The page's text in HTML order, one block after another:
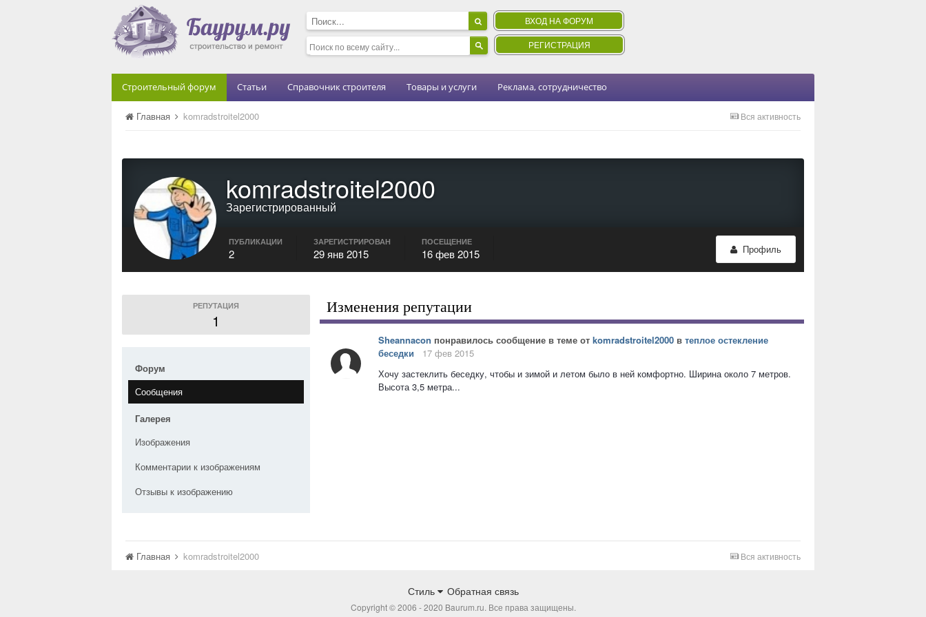
ВХОД НА ФОРУМ
РЕГИСТРАЦИЯ
Строительный форум Статьи Справочник строителя Товары и услуги Реклама, сотрудничество
Вся активность
Главная komradstroitel2000
komradstroitel2000
Зарегистрированный
Профиль
ПУБЛИКАЦИИ
2
ЗАРЕГИСТРИРОВАН
29 янв 2015
ПОСЕЩЕНИЕ
16 фев 2015
РЕПУТАЦИЯ
1
Форум
Сообщения
Галерея
Изображения
Комментарии к изображениям
Отзывы к изображению
Изменения репутации
Sheannacon понравилось сообщение в теме от komradstroitel2000 в теплое остекление
беседки
17 фев 2015
Хочу застеклить беседку, чтобы и зимой и летом было в ней комфортно. Ширина около 7 метров.
Высота 3,5 метра...
Вся активность
Главная komradstroitel2000
Стиль Обратная связь
Copyright © 2006 - 2020 Baurum.ru. Все права защищены.